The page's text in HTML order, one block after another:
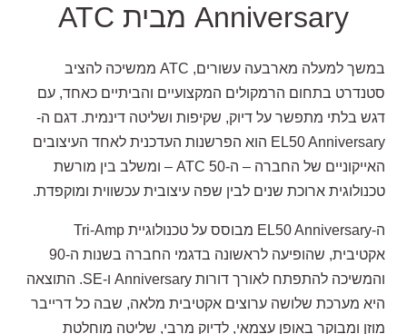
Anniversary מבית ATC
במשך למעלה מארבעה עשורים, ATC ממשיכה להציב
סטנדרט בתחום הרמקולים המקצועיים והביתיים כאחד, עם
דגש בלתי מתפשר על דיוק, שקיפות ושליטה דינמית. דגם ה-
EL50 Anniversary הוא הפרשנות העדכנית לאחד העיצובים
האייקוניים של החברה – ה-ATC 50 – ומשלב בין מורשת
טכנולוגית ארוכת שנים לבין שפה עיצובית עכשווית ומוקפדת.
ה-EL50 Anniversary מבוסס על טכנולוגיית Tri-Amp
אקטיבית, שהופיעה לראשונה בדגמי החברה בשנות ה-90
והמשיכה להתפתח לאורך דורות Anniversary ו-SE. התוצאה
היא מערכת שלושה ערוצים אקטיבית מלאה, שבה כל דרייבר
מוזן ומבוקר באופן עצמאי, לדיוק מרבי, שליטה מוחלטת